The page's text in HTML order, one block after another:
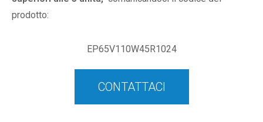
prodotto:
EP65V110W45R1024
CONTATTACI